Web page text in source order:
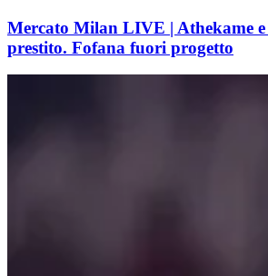
Mercato Milan LIVE | Athekame e
prestito. Fofana fuori progetto